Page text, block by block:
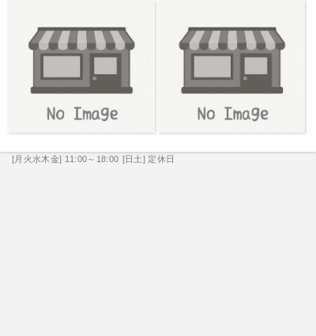
[月火水木金] 11:00～18:00 [日土] 定休日